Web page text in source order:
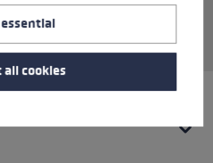
create a casual look.
all cookies